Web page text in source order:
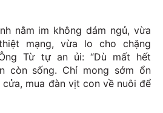
nằm im không dám ngủ, vừa
mạng, vừa lo cho chặng
Từ tự an ủi: “Dù mất hết
còn sống. Chỉ mong sớm ổn
mua đàn vịt con về nuôi để